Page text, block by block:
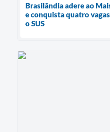
Brasilândia adere ao
e conquista quatro
o SUS